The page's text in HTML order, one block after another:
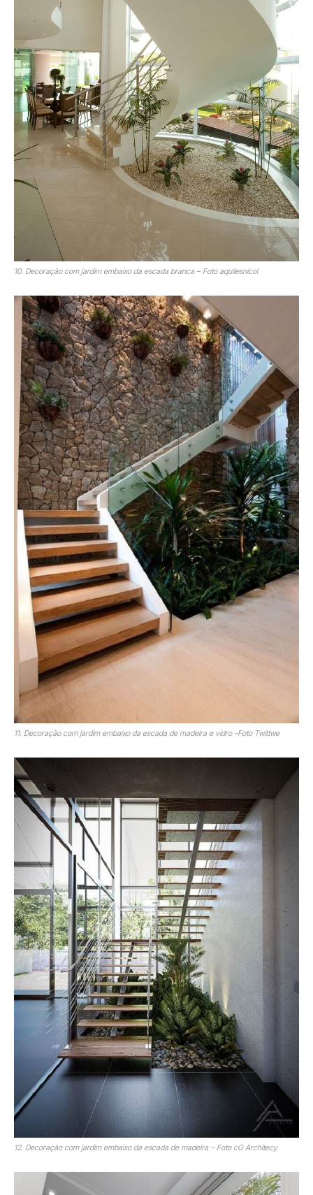
10. Decoração com jardim embaixo da escada branca – Foto aquilesnicol
11. Decoração com jardim embaixo da escada de madeira e vidro -Foto Twittwe
12. Decoração com jardim embaixo da escada de madeira – Foto cG Architecy